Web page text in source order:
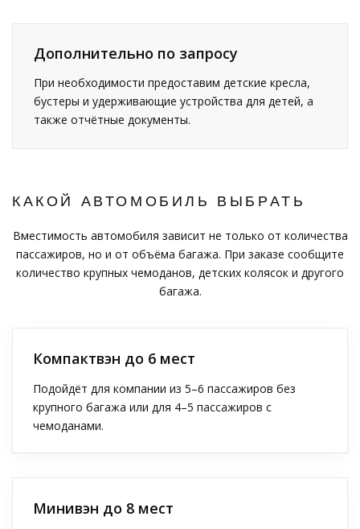
Дополнительно по запросу
При необходимости предоставим детские кресла,
бустеры и удерживающие устройства для детей, а
также отчётные документы.
КАКОЙ АВТОМОБИЛЬ ВЫБРАТЬ
Вместимость автомобиля зависит не только от количества
пассажиров, но и от объёма багажа. При заказе сообщите
количество крупных чемоданов, детских колясок и другого
багажа.
Компактвэн до 6 мест
Подойдёт для компании из 5–6 пассажиров без
крупного багажа или для 4–5 пассажиров с
чемоданами.
Минивэн до 8 мест